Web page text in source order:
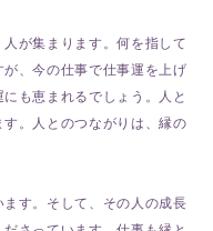
が集まります。何を指して
、今の仕事で仕事運を上げ
も恵まれるでしょう。人と
。人とのつながりは、縁の
す。そして、その人の成長